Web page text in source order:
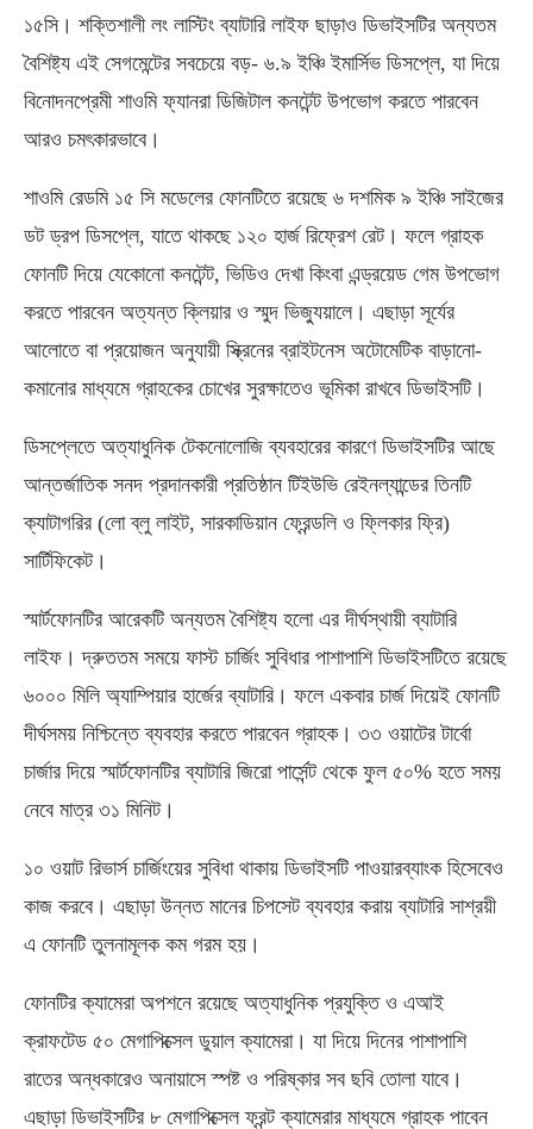
১৫সি। শক্তিশালী লং লাস্টিং ব্যাটারি লাইফ ছাড়াও ডিভাইসটির অন্যতম
বৈশিষ্ট্য এই সেগমেন্টের সবচেয়ে বড়- ৬.৯ ইঞ্চি ইমার্সিভ ডিসপ্লে, যা দিয়ে
বিনোদনপ্রেমী শাওমি ফ্যানরা ডিজিটাল কনটেন্ট উপভোগ করতে পারবেন
আরও চমৎকারভাবে।
শাওমি রেডমি ১৫ সি মডেলের ফোনটিতে রয়েছে ৬ দশমিক ৯ ইঞ্চি সাইজের
ডট ড্রপ ডিসপ্লে, যাতে থাকছে ১২০ হার্জ রিফ্রেশ রেট। ফলে গ্রাহক
ফোনটি দিয়ে যেকোনো কনটেন্ট, ভিডিও দেখা কিংবা এন্ড্রয়েড গেম উপভোগ
করতে পারবেন অত্যন্ত ক্লিয়ার ও স্মুদ ভিজ্যুয়ালে। এছাড়া সূর্যের
আলোতে বা প্রয়োজন অনুযায়ী স্ক্রিনের ব্রাইটনেস অটোমেটিক বাড়ানো-
কমানোর মাধ্যমে গ্রাহকের চোখের সুরক্ষাতেও ভূমিকা রাখবে ডিভাইসটি।
ডিসপ্লেতে অত্যাধুনিক টেকনোলোজি ব্যবহারের কারণে ডিভাইসটির আছে
আন্তর্জাতিক সনদ প্রদানকারী প্রতিষ্ঠান টিইউভি রেইনল্যান্ডের তিনটি
ক্যাটাগরির (লো ব্লু লাইট, সারকাডিয়ান ফ্রেন্ডলি ও ফ্লিকার ফ্রি)
সার্টিফিকেট।
স্মার্টফোনটির আরেকটি অন্যতম বৈশিষ্ট্য হলো এর দীর্ঘস্থায়ী ব্যাটারি
লাইফ। দ্রুততম সময়ে ফাস্ট চার্জিং সুবিধার পাশাপাশি ডিভাইসটিতে রয়েছে
৬০০০ মিলি অ্যাম্পিয়ার হার্জের ব্যাটারি। ফলে একবার চার্জ দিয়েই ফোনটি
দীর্ঘসময় নিশ্চিন্তে ব্যবহার করতে পারবেন গ্রাহক। ৩৩ ওয়াটের টার্বো
চার্জার দিয়ে স্মার্টফোনটির ব্যাটারি জিরো পার্সেন্ট থেকে ফুল ৫০% হতে সময়
নেবে মাত্র ৩১ মিনিট।
১০ ওয়াট রিভার্স চার্জিংয়ের সুবিধা থাকায় ডিভাইসটি পাওয়ারব্যাংক হিসেবেও
কাজ করবে। এছাড়া উন্নত মানের চিপসেট ব্যবহার করায় ব্যাটারি সাশ্রয়ী
এ ফোনটি তুলনামূলক কম গরম হয়।
ফোনটির ক্যামেরা অপশনে রয়েছে অত্যাধুনিক প্রযুক্তি ও এআই
ক্রাফটেড ৫০ মেগাপিক্সেল ডুয়াল ক্যামেরা। যা দিয়ে দিনের পাশাপাশি
রাতের অন্ধকারেও অনায়াসে স্পষ্ট ও পরিষ্কার সব ছবি তোলা যাবে।
এছাড়া ডিভাইসটির ৮ মেগাপিক্সেল ফ্রন্ট ক্যামেরার মাধ্যমে গ্রাহক পাবেন